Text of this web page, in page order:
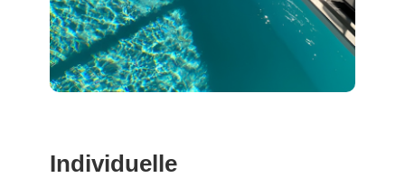
Individuelle